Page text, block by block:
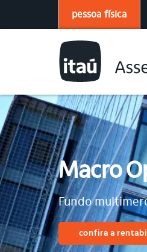
pessoa física
Macro
Fundo
confira a